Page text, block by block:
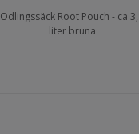
Odlingssäck Root Pouch - ca
liter bruna